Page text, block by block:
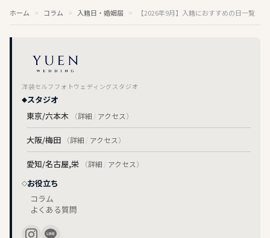
ホーム コラム 入籍日・婚姻届 【2026年9月】入籍におすすめの日一覧
洋装セルフフォトウェディングスタジオ
スタジオ
東京/六本木
（詳細 / アクセス）
大阪/梅田 （詳細 / アクセス）
愛知/名古屋,栄 （詳細 / アクセス）
お役立ち
コラム
よくある質問